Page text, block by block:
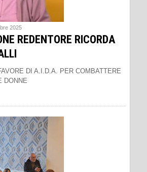
2025
REDENTORE RICORDA
DI A.I.D.A. PER COMBATTERE
DONNE